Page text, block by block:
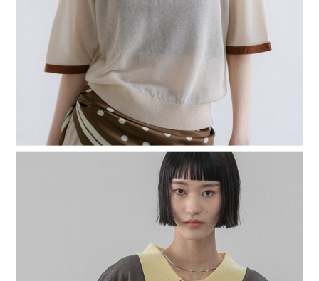
１．透過由恩沛科技股份有限公司提供之「AFTEE先享後付」服務完成之交
易，需依本服務之必要範圍內提供個人資料，並將交易相關給付款項請求債
權轉讓予恩沛科技股份有限公司。
２．關於個人資料處理事宜，請瀏覽以下網址：
https://aftee.tw/terms/#terms3
３．未成年的使用者請事先徵得法定代理人或監護人之同意方可使用
「AFTEE先享後付」，若未經同意申辦者引起之損失，本公司不負相關責
４．使用「AFTEE先享後付」時，將依據個別帳號之用戶狀況，依本公司即
時審查核予不同之上限額度；若仍有額度不足之情形，本公司將視審查結果
請求用戶進行身份認證。
５．嚴禁一人註冊多個帳號或使用他人資訊註冊。若發現惡意使用之情形，
恩沛科技股份有限公司將有權停止該用戶之使用額度並採取法律行動。